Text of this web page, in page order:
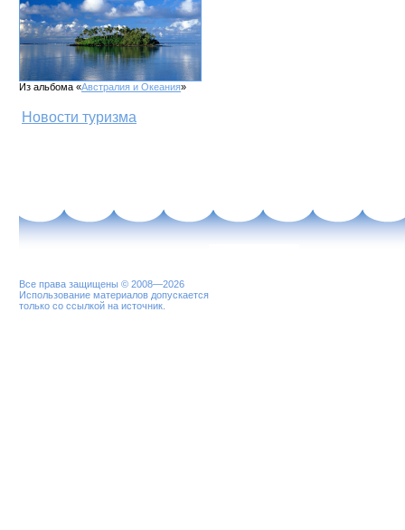
Из альбома «Австралия и Океания»
Новости туризма
Все права защищены © 2008—2026
Использование материалов допускается
только со ссылкой на источник.